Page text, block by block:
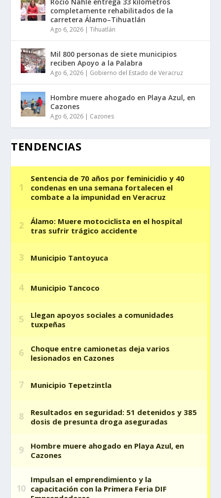
completamente rehabilitados de la
carretera Álamo–Tihuatlán
Ago 6, 2026 |Tihuatlán
Mil 800 personas de siete municipios
reciben Apoyo a la Palabra
Ago 6, 2026 | Gobierno del Estado de Veracruz
Hombre muere ahogado en Playa Azul, en
Cazones
Ago 6, 2026 | Cazones
TENDENCIAS